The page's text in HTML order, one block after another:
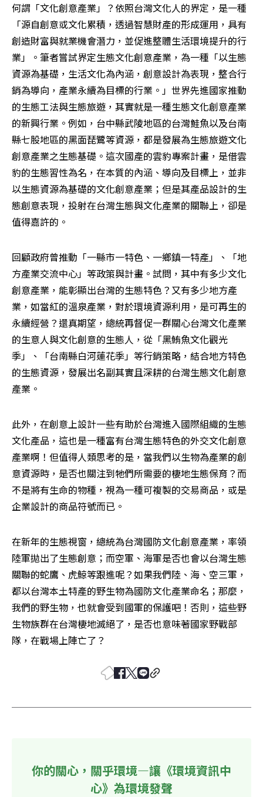
何謂「文化創意產業」？依照台灣文化人的界定，是一種
「源自創意或文化累積，透過智慧財產的形成運用，具有
創造財富與就業機會潛力，並促進整體生活環境提升的行
業」。筆者嘗試界定生態文化創意產業，為一種「以生態
資源為基礎，生活文化為內涵，創意設計為表現，整合行
銷為導向，產業永續為目標的行業。」世界先進國家推動
的生態工法與生態旅遊，其實就是一種生態文化創意產業
的新興行業。例如，台中縣武陵地區的台灣鮭魚以及台南
縣七股地區的黑面琵鷺等資源，都是發展為生態旅遊文化
創意產業之生態基礎。這次國產的雲豹專案計畫，是借雲
豹的生態習性為名，在本質的內涵、導向及目標上，並非
以生態資源為基礎的文化創意產業；但是其產品設計的生
態創意表現，投射在台灣生態與文化產業的關聯上，卻是
值得嘉許的。
回顧政府曾推動「一縣市一特色、一鄉鎮一特產」、「地
方產業交流中心」等政策與計畫。試問，其中有多少文化
創意產業，能彰顯出台灣的生態特色？又有多少地方產
業，如當紅的溫泉產業，對於環境資源利用，是可再生的
永續經營？還真期望，總統再督促一群關心台灣文化產業
的生意人與文化創意的生態人，從「黑鮪魚文化觀光
季」、「台南縣白河蓮花季」等行銷策略，結合地方特色
的生態資源，發展出名副其實且深耕的台灣生態文化創意
產業。
此外，在創意上設計一些有助於台灣進入國際組織的生態
文化產品，這也是一種富有台灣生態特色的外交文化創意
產業啊！但值得人類思考的是，當我們以生物為產業的創
意資源時，是否也關注到牠們所需要的棲地生態保育？而
不是將有生命的物種，視為一種可複製的交易商品，或是
企業設計的商品符號而已。
在新年的生態視窗，總統為台灣國防文化創意產業，率領
陸軍拋出了生態創意；而空軍、海軍是否也會以台灣生態
關聯的蛇鷹、虎鯨等跟進呢？如果我們陸、海、空三軍，
都以台灣本土特產的野生物為國防文化產業命名；那麼，
我們的野生物，也就會受到國軍的保護吧！否則，這些野
生物族群在台灣棲地滅絕了，是否也意味著國家野戰部
隊，在戰場上陣亡了？
你的關心，關乎環境—讓《環境資訊中
心》為環境發聲